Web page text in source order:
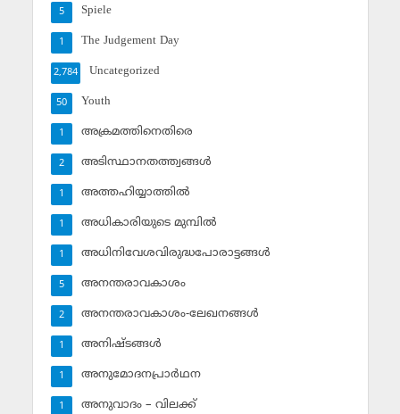
Spiele
5
The Judgement Day
1
Uncategorized
2,784
Youth
50
അക്രമത്തിനെതിരെ
1
അടിസ്ഥാനതത്ത്വങ്ങള്‍
2
അത്തഹിയ്യാത്തില്‍
1
അധികാരിയുടെ മുമ്പില്‍
1
അധിനിവേശവിരുദ്ധപോരാട്ടങ്ങള്‍
1
അനന്തരാവകാശം
5
അനന്തരാവകാശം-ലേഖനങ്ങള്‍
2
അനിഷ്ടങ്ങള്‍
1
അനുമോദനപ്രാര്‍ഥന
1
അനുവാദം – വിലക്ക്‌
1